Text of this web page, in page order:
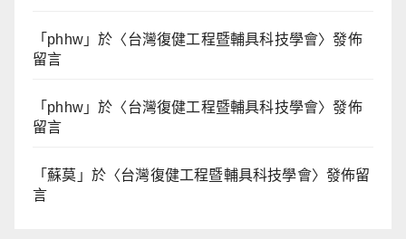
「 phhw 」於〈台灣復健工程暨輔具科技學會〉發佈
留言
「 phhw 」於〈台灣復健工程暨輔具科技學會〉發佈
留言
「蘇莫 」於〈台灣復健工程暨輔具科技學會〉發佈留
言